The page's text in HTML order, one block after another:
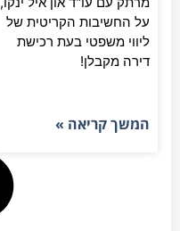
על החשיבות הקריטית של
ליווי משפטי בעת רכישת
דירה מקבלן!
המשך קריאה »